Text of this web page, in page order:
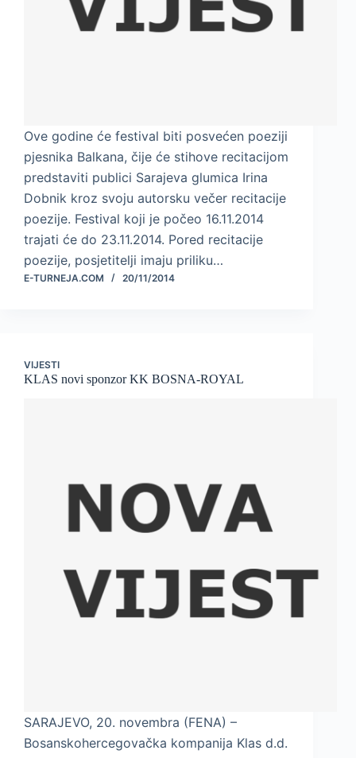
Ove godine će festival biti posvećen poeziji
pjesnika Balkana, čije će stihove recitacijom
predstaviti publici Sarajeva glumica Irina
Dobnik kroz svoju autorsku večer recitacije
poezije. Festival koji je počeo 16.11.2014
trajati će do 23.11.2014. Pored recitacije
poezije, posjetitelji imaju priliku…
E-TURNEJA.COM 20/11/2014
VIJESTI
KLAS novi sponzor KK BOSNA-ROYAL
SARAJEVO, 20. novembra (FENA) –
Bosanskohercegovačka kompanija Klas d.d.